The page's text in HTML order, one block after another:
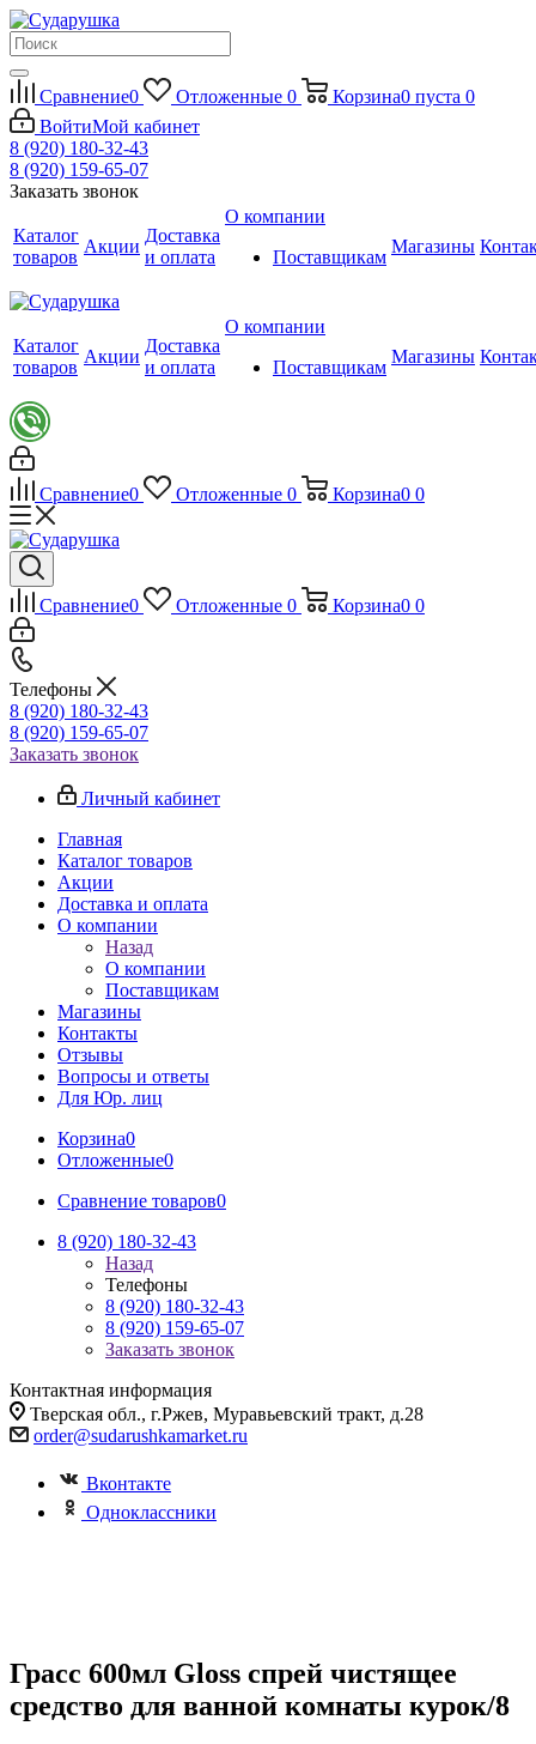
Сравнение0 Отложенные 0 Корзина0 пуста 0
ВойтиМой кабинет
8 (920) 180-32-43
8 (920) 159-65-07
Заказать звонок
Каталог
товаров
Акции
Доставка
и оплата
О компании
Поставщикам
Магазины
Каталог
товаров
Акции
Доставка
и оплата
О компании
Поставщикам
Магазины
Сравнение0 Отложенные 0 Корзина0 0
Сравнение0 Отложенные 0 Корзина0 0
Телефоны
8 (920) 180-32-43
8 (920) 159-65-07
Заказать звонок
Личный кабинет
Главная
Каталог товаров
Акции
Доставка и оплата
О компании
Назад
О компании
Поставщикам
Магазины
Контакты
Отзывы
Вопросы и ответы
Для Юр. лиц
Корзина0
Отложенные0
Сравнение товаров0
8 (920) 180-32-43
Назад
Телефоны
8 (920) 180-32-43
8 (920) 159-65-07
Заказать звонок
Контактная информация
Тверская обл., г.Ржев, Муравьевский тракт, д.28
order@sudarushkamarket.ru
Вконтакте
Одноклассники
Грасс 600мл Gloss спрей чистящее
средство для ванной комнаты курок/8